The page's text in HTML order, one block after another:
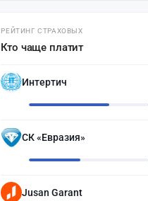
РЕЙТИНГ СТРАХОВЫХ
Кто чаще платит
Интертич
СК «Евразия»
Jusan Garant